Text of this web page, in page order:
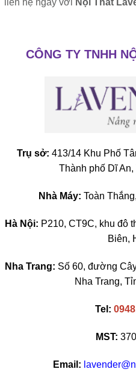
liên hệ ngay với Nội Thất
CÔNG TY TNHH
Trụ sở: 413/14 Khu Phố
Thành phố Dĩ
Nhà Máy: Toàn
Hà Nội: P210, CT9C, khu đô
Biên,
Nha Trang: Số 60, đường
Nha Trang,
Tel:
MST:
Email: